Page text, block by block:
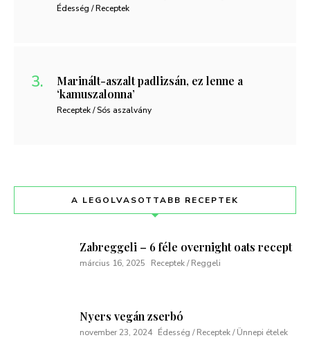
Édesség / Receptek
Marinált-aszalt padlizsán, ez lenne a
‘kamuszalonna’
Receptek / Sós aszalvány
A LEGOLVASOTTABB RECEPTEK
Zabreggeli – 6 féle overnight oats recept
március 16, 2025 Receptek / Reggeli
Nyers vegán zserbó
november 23, 2024 Édesség / Receptek / Ünnepi ételek